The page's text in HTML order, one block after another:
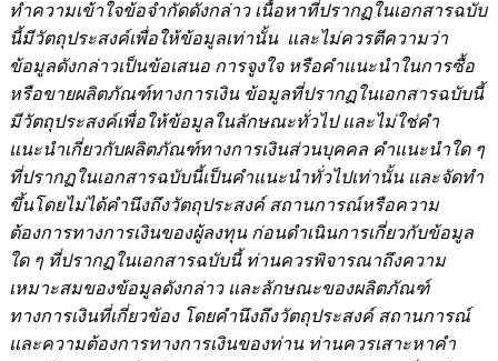
ทำความเข้าใจข้อจำกัดดังกล่าว เนื้อหาที่ปรากฏในเอกสารฉบับ
นี้มีวัตถุประสงค์เพื่อให้ข้อมูลเท่านั้น และไม่ควรตีความว่า
ข้อมูลดังกล่าวเป็นข้อเสนอ การจูงใจ หรือคำแนะนำในการซื้อ
หรือขายผลิตภัณฑ์ทางการเงิน ข้อมูลที่ปรากฏในเอกสารฉบับนี้
มีวัตถุประสงค์เพื่อให้ข้อมูลในลักษณะทั่วไป และไม่ใช่คำ
แนะนำเกี่ยวกับผลิตภัณฑ์ทางการเงินส่วนบุคคล คำแนะนำใด ๆ
ที่ปรากฏในเอกสารฉบับนี้เป็นคำแนะนำทั่วไปเท่านั้น และจัดทำ
ขึ้นโดยไม่ได้คำนึงถึงวัตถุประสงค์ สถานการณ์หรือความ
ต้องการทางการเงินของผู้ลงทุน ก่อนดำเนินการเกี่ยวกับข้อมูล
ใด ๆ ที่ปรากฏในเอกสารฉบับนี้ ท่านควรพิจารณาถึงความ
เหมาะสมของข้อมูลดังกล่าว และลักษณะของผลิตภัณฑ์
ทางการเงินที่เกี่ยวข้อง โดยคำนึงถึงวัตถุประสงค์ สถานการณ์
และความต้องการทางการเงินของท่าน ท่านควรเสาะหาคำ